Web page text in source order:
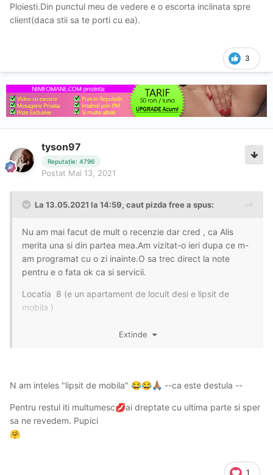
Ploiesti.Din punctul meu de vedere e o escorta inclinata spre
client(daca stii sa te porti cu ea).
3
tyson97
Reputație: 4796
Postat Mai 13, 2021
La 13.05.2021 la 14:59, caut pizda freea spus:
Nu am mai facut de mult o recenzie dar cred , ca Alis
merita una si din partea mea.Am vizitat-o ieri dupa ce m-
am programat cu o zi inainte.O sa trec direct la note
pentru e o fata ok ca si servicii.
Locatia 8 (e un apartament de locuit desi e lipsit de
mobila )
gfe-9(e o tipa placuta la conversatie)
normal-9(am schimbat vreo doua pozitii dar se implica si
aspect-8.5(nimic personal aici ; sa zicem ca standardele
Extinde
N am inteles "lipsit de mobila" 😂😂🙏🏽 --ca este destula --
Pentru restul iti multumesc💋ai dreptate cu ultima parte si sper
sa ne revedem. Pupici
🤗
1